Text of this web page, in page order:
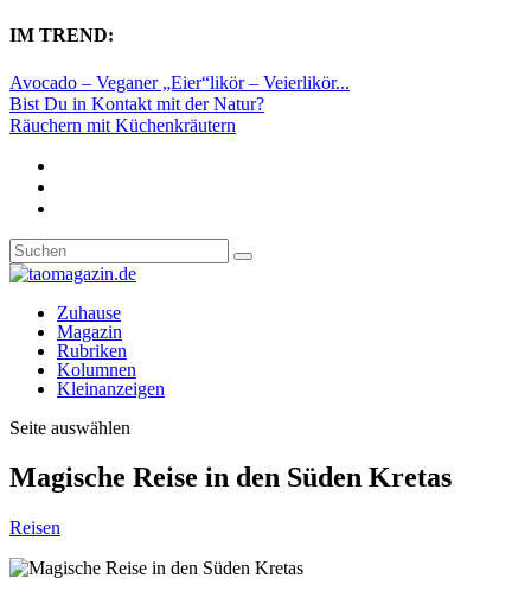
IM TREND:
Avocado – Veganer „Eier“likör – Veierlikör...
Bist Du in Kontakt mit der Natur?
Räuchern mit Küchenkräutern
Zuhause
Magazin
Rubriken
Kolumnen
Kleinanzeigen
Seite auswählen
Magische Reise in den Süden Kretas
Reisen